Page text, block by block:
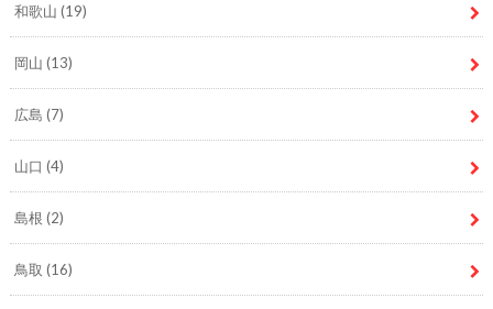
和歌山 (19)
岡山 (13)
広島 (7)
山口 (4)
島根 (2)
鳥取 (16)